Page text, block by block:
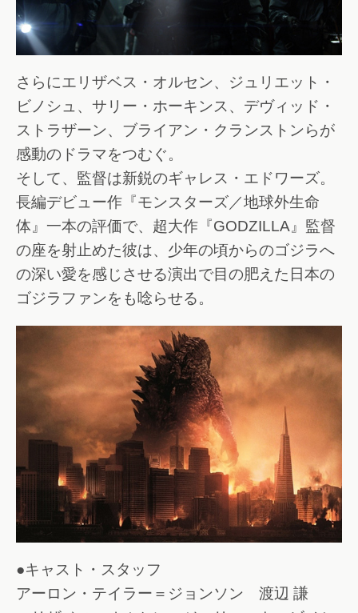
さらにエリザベス・オルセン、ジュリエット・
ビノシュ、サリー・ホーキンス、デヴィッド・
ストラザーン、ブライアン・クランストンらが
感動のドラマをつむぐ。
そして、監督は新鋭のギャレス・エドワーズ。
長編デビュー作『モンスターズ／地球外生命
体』一本の評価で、超大作『GODZILLA』監督
の座を射止めた彼は、少年の頃からのゴジラへ
の深い愛を感じさせる演出で目の肥えた日本の
ゴジラファンをも唸らせる。
●キャスト・スタッフ
アーロン・テイラー＝ジョンソン 渡辺 謙